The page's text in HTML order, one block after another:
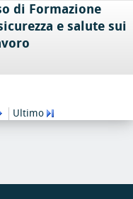
di Formazione
e salute sui
Ultimo